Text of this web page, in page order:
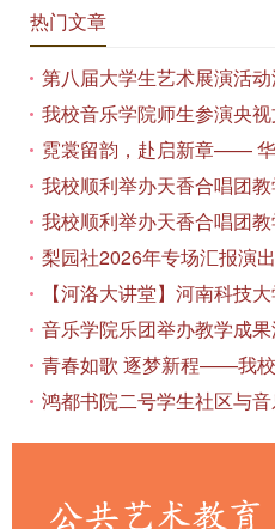
热门文章
我校音乐学院师生参演央
我校顺利举办天香合唱团
我校顺利举办天香合唱团
梨园社2026年专场汇报演
音乐学院乐团举办教学成
青春如歌 逐梦新程——我